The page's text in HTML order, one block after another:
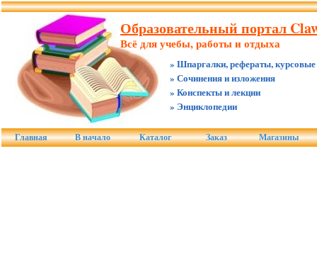
Образовательный портал
Всё для учебы, работы и отдыха
» Шпаргалки, рефераты, курсовые
» Сочинения и изложения
» Конспекты и лекции
» Энциклопедии
Главная В начало Каталог Заказ Магазины